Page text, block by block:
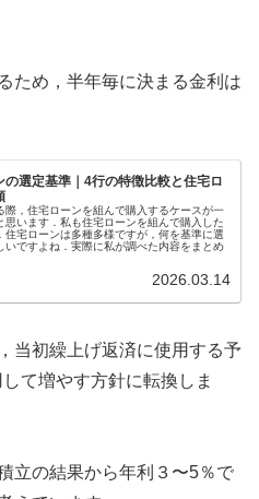
ため，半年毎に決まる金利は
の選定基準｜4行の特徴比較と住宅ロ
際，住宅ローンを組んで購入するケースが一
思います．私も住宅ローンを組んで購入した
住宅ローンは多種多様ですが，何を基準に選
いですよね．実際に私が調べた内容をまとめ
2026.03.14
当初繰上げ返済に使用する予
て増やす方針に転換しま
立の結果から年利３〜5％で